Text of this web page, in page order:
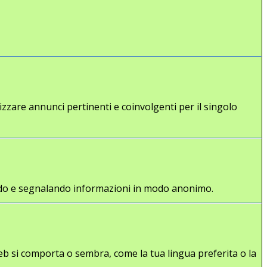
annunci pertinenti e coinvolgenti per il singolo
e segnalando informazioni in modo anonimo.
si comporta o sembra, come la tua lingua preferita o la